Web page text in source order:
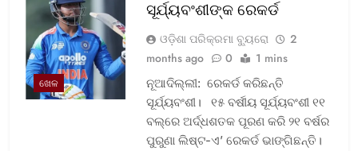
ଖେଳ
ସୂର୍ଯ୍ୟବଂଶୀଙ୍କ ରେକର୍ଡ
ଓଡ଼ିଶା ପରିକ୍ରମା ବ୍ୟୁରୋ
2
months ago
0 1 mins
ନୂଆଦିଲ୍ଲୀ: ରେକର୍ଡ କରିଛନ୍ତି
ସୂର୍ଯ୍ୟବଂଶୀ। ୧୫ ବର୍ଷୀୟ ସୂର୍ଯ୍ୟବଂଶୀ ୧୧
ବଲ୍‌ରେ ଅର୍ଦ୍ଧଶତକ ପୂରଣ କରି ୨୧ ବର୍ଷର
ପୁରୁଣା ଲିଷ୍ଟ-ଏ’ ରେକର୍ଡ ଭାଙ୍ଗିଛନ୍ତି।